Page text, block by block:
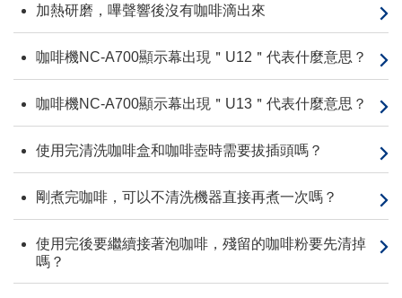
加熱研磨，嗶聲響後沒有咖啡滴出來
咖啡機NC-A700顯示幕出現＂U12＂代表什麼意思？
咖啡機NC-A700顯示幕出現＂U13＂代表什麼意思？
使用完清洗咖啡盒和咖啡壺時需要拔插頭嗎？
剛煮完咖啡，可以不清洗機器直接再煮一次嗎？
使用完後要繼續接著泡咖啡，殘留的咖啡粉要先清掉
嗎？